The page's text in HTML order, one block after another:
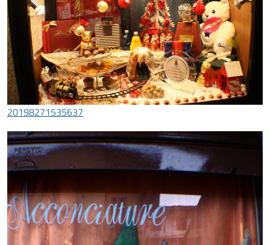
20198271535637